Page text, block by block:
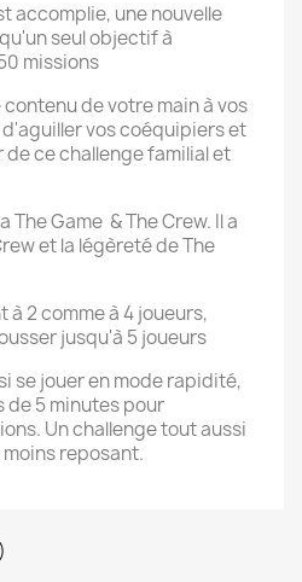
accomplie, une nouvelle
seul objectif à
missions
de votre main à vos
vos coéquipiers et
ce challenge familial et
The Game & The Crew. Il a
et la légèreté de The
2 comme à 4 joueurs,
jusqu'à 5 joueurs
se jouer en mode rapidité,
de 5 minutes pour
Un challenge tout aussi
reposant.